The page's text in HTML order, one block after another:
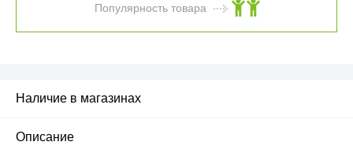
Популярность товара
Наличие в магазинах
Описание